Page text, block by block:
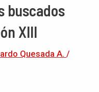
buscados
XIII
Quesada A. /